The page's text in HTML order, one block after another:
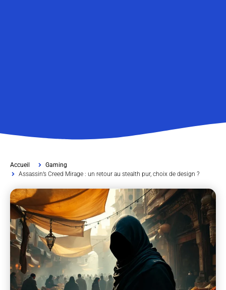
Accueil
Gaming
Assassin’s Creed Mirage : un retour au stealth pur, choix de design ?